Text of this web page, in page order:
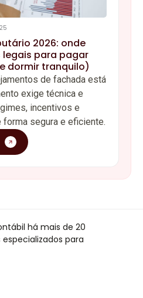
2026: onde
para pagar
dormir tranquilo)
de fachada está
exige técnica e
incentivos e
segura e eficiente.
há mais de 20
para